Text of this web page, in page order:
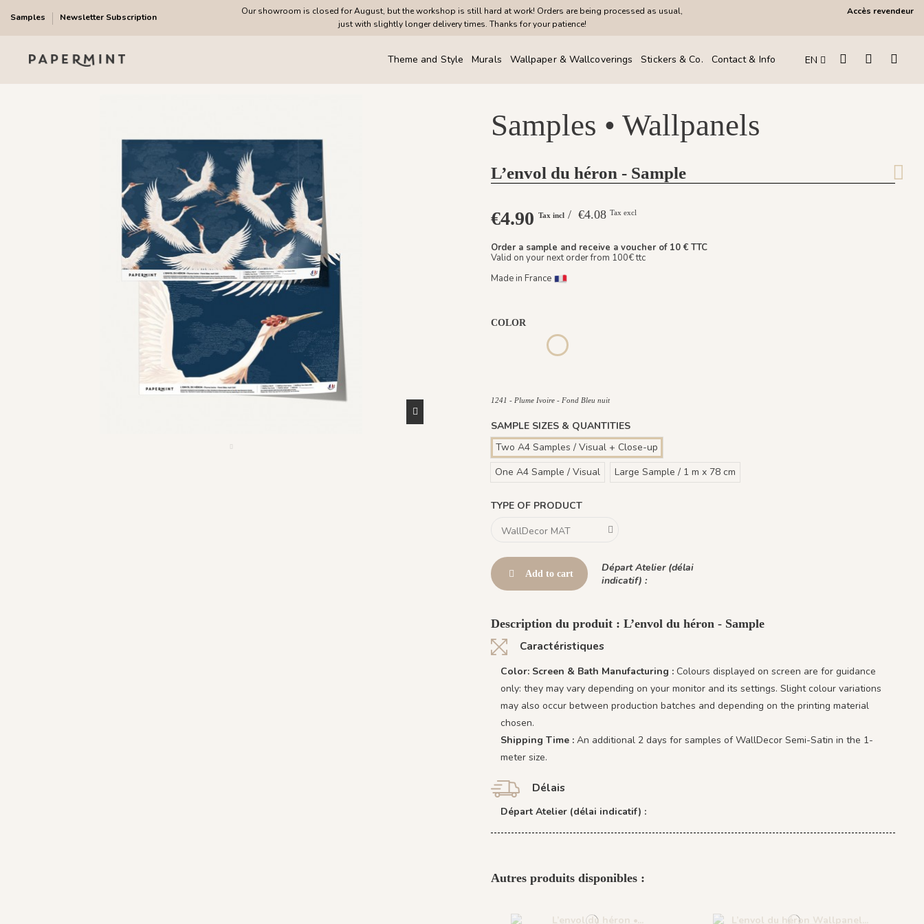
Samples Newsletter Subscription
Our showroom is closed for August, but the workshop is still hard at work! Orders are being processed as usual,
just with slightly longer delivery times. Thanks for your patience!
Accès revendeur
Theme and Style Murals Wallpaper & Wallcoverings Stickers & Co. Contact & Info EN
Samples • Wallpanels
L’envol du héron - Sample
€4.90 Tax incl / €4.08 Tax excl
Order a sample and receive a voucher of 10 € TTC
Valid on your next order from 100€ ttc
Made in France
COLOR
1244 - Plume Ivoire - Fond Beige
1245 - Plume Ivoire - Fond Blanc
1241 - Plume Ivoire - Fond Bleu nuit
1241 - Plume Ivoire - Fond Bleu nuit
SAMPLE SIZES & QUANTITIES
Two A4 Samples / Visual + Close-up
One A4 Sample / Visual
Large Sample / 1 m x 78 cm
TYPE OF PRODUCT
Add to cart
Départ Atelier (délai
indicatif) :
Description du produit : L’envol du héron - Sample
Caractéristiques
Color: Screen & Bath Manufacturing : Colours displayed on screen are for guidance
only: they may vary depending on your monitor and its settings. Slight colour variations
may also occur between production batches and depending on the printing material
chosen.
Shipping Time : An additional 2 days for samples of WallDecor Semi-Satin in the 1-
meter size.
Délais
Départ Atelier (délai indicatif) :
Autres produits disponibles :